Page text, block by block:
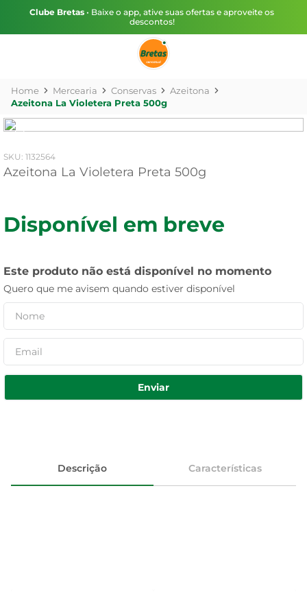
Clube Bretas • Baixe o app, ative suas ofertas e aproveite os
descontos!
Mercearia Conservas
Azeitona
Azeitona La Violetera Preta 500g
: 1132564
Azeitona La Violetera Preta 500g
Disponível em breve
Este produto não está disponível no momento
Quero que me avisem quando estiver disponível
Enviar
Descrição Características